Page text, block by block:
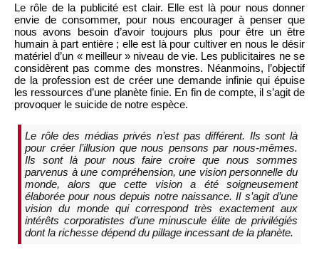
Le rôle de la publicité est clair. Elle est là pour nous donner
envie de consommer, pour nous encourager à penser que
nous avons besoin d’avoir toujours plus pour être un être
humain à part entière ; elle est là pour cultiver en nous le désir
matériel d’un « meilleur » niveau de vie. Les publicitaires ne se
considèrent pas comme des monstres. Néanmoins, l’objectif
de la profession est de créer une demande infinie qui épuise
les ressources d’une planète finie. En fin de compte, il s’agit de
provoquer le suicide de notre espèce.
Le rôle des médias privés n’est pas différent. Ils sont là
pour créer l’illusion que nous pensons par nous-mêmes.
Ils sont là pour nous faire croire que nous sommes
parvenus à une compréhension, une vision personnelle du
monde, alors que cette vision a été soigneusement
élaborée pour nous depuis notre naissance. Il s’agit d’une
vision du monde qui correspond très exactement aux
intérêts corporatistes d’une minuscule élite de privilégiés
dont la richesse dépend du pillage incessant de la planète.